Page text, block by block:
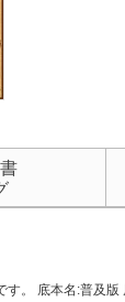
す。 底本名:普及